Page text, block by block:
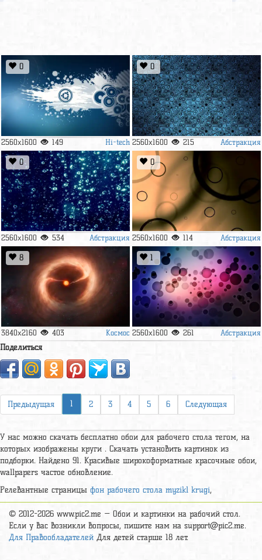
0
2560x1600 149 Hi-tech
0
2560x1600 215 Абстракция
0
2560x1600 534 Абстракция
0
2560x1600 114 Абстракция
8
3840x2160 403 Космос
1
2560x1600 261 Абстракция
Поделиться
Предыдущая 1 2 3 4 5 6 Следующая
У нас можно скачать бесплатно обои для рабочего стола тегом, на
которых изображены круги . Скачать установить картинок из
подборки. Найдено 91. Красивые широкоформатные красочные обои,
wallpapers частое обновление.
Релевантные страницы фон рабочего стола myzikl krugi,
© 2012-2026 www.pic2.me — Обои и картинки на рабочий стол.
Если у вас возникли вопросы, пишите нам на support@pic2.me.
Для Правообладателей Для детей старше 18 лет.